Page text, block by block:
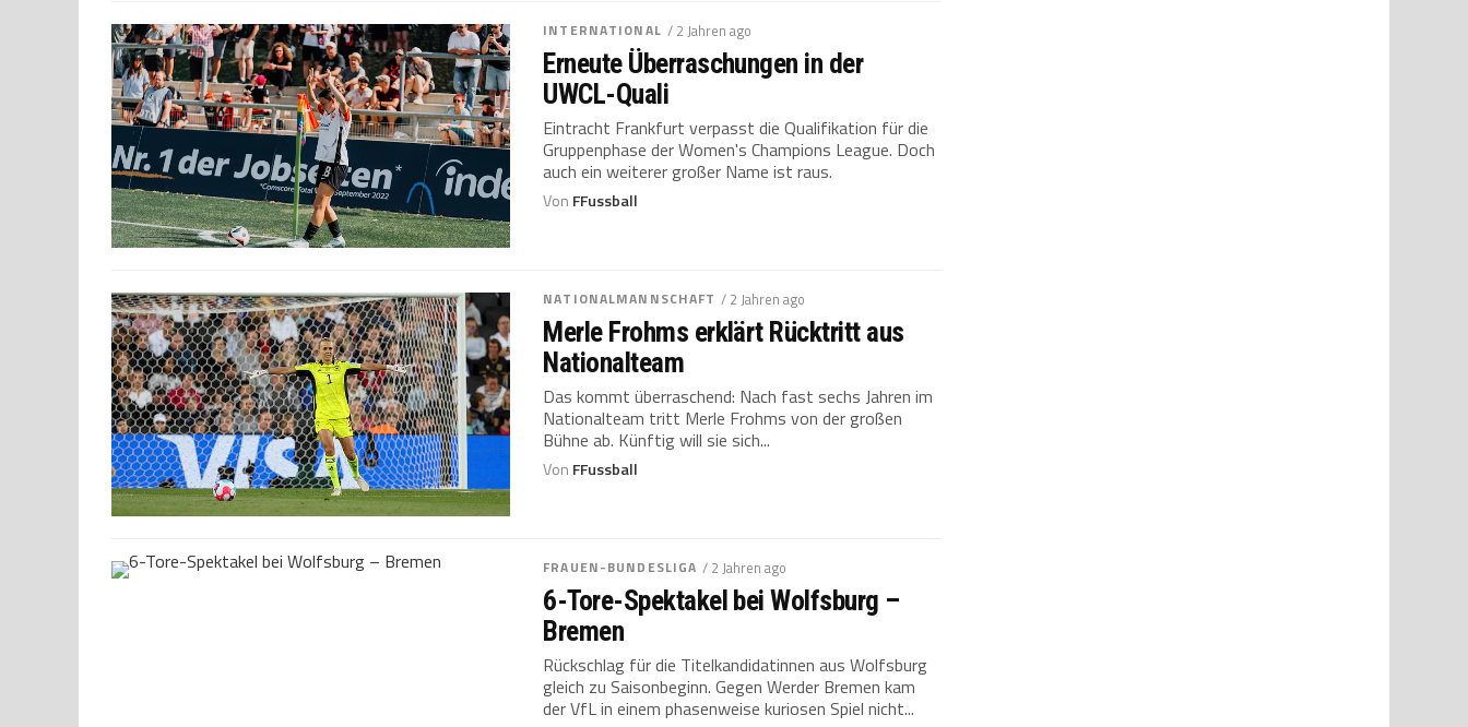
INTERNATIONAL / 2 Jahren ago
Erneute Überraschungen in der
UWCL-Quali
Eintracht Frankfurt verpasst die Qualifikation für die
Gruppenphase der Women's Champions League. Doch
auch ein weiterer großer Name ist raus.
Von FFussball
NATIONALMANNSCHAFT / 2 Jahren ago
Merle Frohms erklärt Rücktritt aus
Nationalteam
Das kommt überraschend: Nach fast sechs Jahren im
Nationalteam tritt Merle Frohms von der großen
Bühne ab. Künftig will sie sich...
Von FFussball
FRAUEN-BUNDESLIGA / 2 Jahren ago
6-Tore-Spektakel bei Wolfsburg –
Bremen
Rückschlag für die Titelkandidatinnen aus Wolfsburg
gleich zu Saisonbeginn. Gegen Werder Bremen kam
der VfL in einem phasenweise kuriosen Spiel nicht...